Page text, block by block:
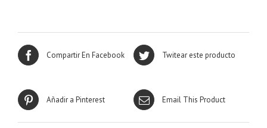
Compartir En Facebook Twitear este producto
Añadir a Pinterest Email This Product